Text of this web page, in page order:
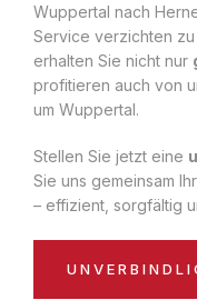
Wuppertal nach
Service verzichten zu
erhalten Sie nicht nur
profitieren auch von
um Wuppertal.
Stellen Sie jetzt eine
Sie uns gemeinsam
– effizient, sorgfältig